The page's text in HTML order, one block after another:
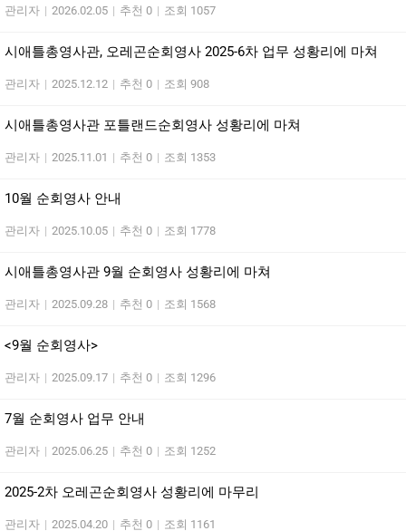
관리자 | 2026.02.05 | 추천 0 | 조회 1057
시애틀총영사관, 오레곤순회영사 2025-6차 업무 성황리에 마쳐
관리자 | 2025.12.12 | 추천 0 | 조회 908
시애틀총영사관 포틀랜드순회영사 성황리에 마쳐
관리자 | 2025.11.01 | 추천 0 | 조회 1353
10월 순회영사 안내
관리자 | 2025.10.05 | 추천 0 | 조회 1778
시애틀총영사관 9월 순회영사 성황리에 마쳐
관리자 | 2025.09.28 | 추천 0 | 조회 1568
<9월 순회영사>
관리자 | 2025.09.17 | 추천 0 | 조회 1296
7월 순회영사 업무 안내
관리자 | 2025.06.25 | 추천 0 | 조회 1252
2025-2차 오레곤순회영사 성황리에 마무리
관리자 | 2025.04.20 | 추천 0 | 조회 1161